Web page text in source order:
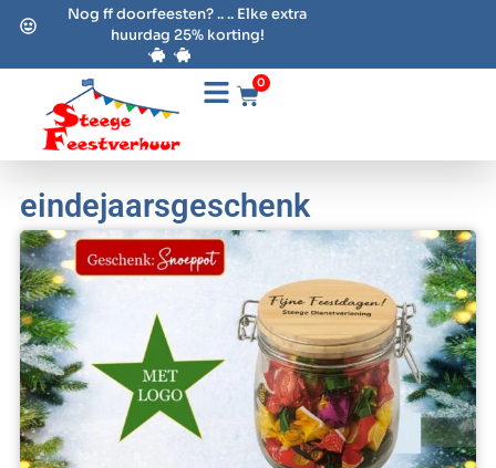
Nog ff doorfeesten? .. .. Elke extra
huurdag 25% korting!
0
eindejaarsgeschenk